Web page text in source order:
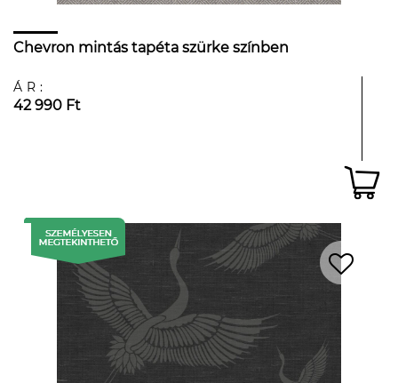
Chevron mintás tapéta szürke színben
ÁR:
42 990 Ft